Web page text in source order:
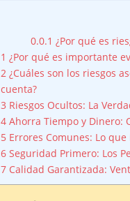
0.0.1 ¿Por qué es
1 ¿Por qué es importante
2 ¿Cuáles son los riesgos
cuenta?
3 Riesgos Ocultos: La
4 Ahorra Tiempo y Dinero:
5 Errores Comunes: Lo
6 Seguridad Primero: Los
7 Calidad Garantizada: